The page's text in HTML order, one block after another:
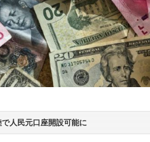
人民元口座開設可能に